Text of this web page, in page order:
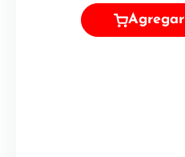
Agregar